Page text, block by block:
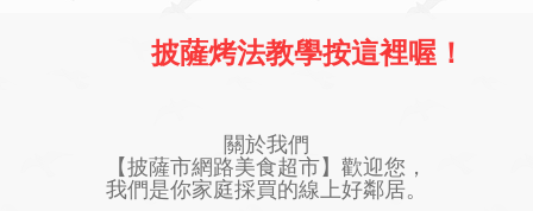
披薩烤法教學按這裡喔！
關於我們
【披薩市網路美食超市】歡迎您，
我們是你家庭採買的線上好鄰居。